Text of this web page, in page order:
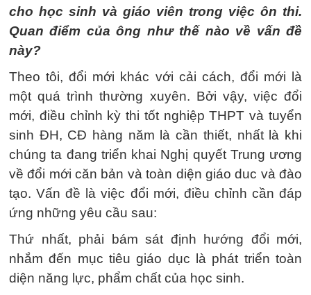
cho học sinh và giáo viên trong việc ôn thi.
Quan điểm của ông như thế nào về vấn đề
này?
Theo tôi, đổi mới khác với cải cách, đổi mới là
một quá trình thường xuyên. Bởi vậy, việc đổi
mới, điều chỉnh kỳ thi tốt nghiệp THPT và tuyển
sinh ĐH, CĐ hàng năm là cần thiết, nhất là khi
chúng ta đang triển khai Nghị quyết Trung ương
về đổi mới căn bản và toàn diện giáo duc và đào
tạo. Vấn đề là việc đổi mới, điều chỉnh cần đáp
ứng những yêu cầu sau:
Thứ nhất, phải bám sát định hướng đổi mới,
nhắm đến mục tiêu giáo dục là phát triển toàn
diện năng lực, phẩm chất của học sinh.